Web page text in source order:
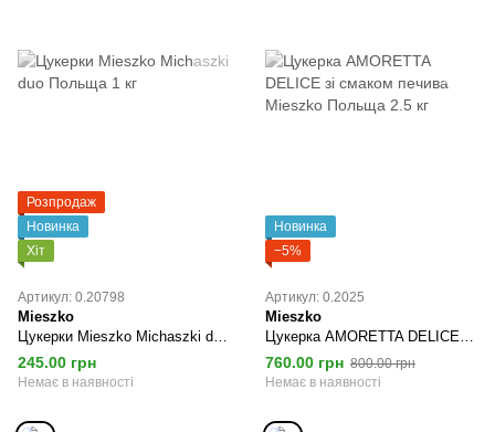
Розпродаж
Новинка
Хіт
Артикул: 0.20798
Mieszko
245.00 грн
Немає в наявності
Новинка
−5%
Артикул: 0.2025
Mieszko
760.00 грн 800.00 грн
Немає в наявності